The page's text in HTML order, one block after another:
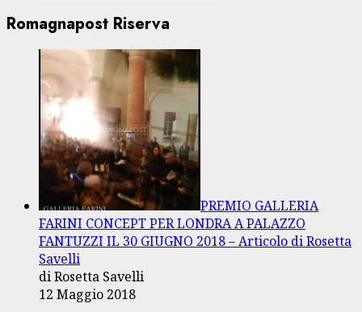
Romagnapost Riserva
PREMIO GALLERIA
FARINI CONCEPT PER LONDRA A PALAZZO
FANTUZZI IL 30 GIUGNO 2018 – Articolo di Rosetta
Savelli
di Rosetta Savelli
12 Maggio 2018